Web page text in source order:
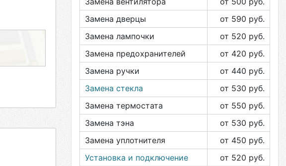
Замена дверцы
от 590 руб.
Замена лампочки
от 520 руб.
Замена предохранителей
от 420 руб.
Замена ручки
от 440 руб.
Замена стекла
от 530 руб.
Замена термостата
от 550 руб.
Замена тэна
от 530 руб.
Замена уплотнителя
от 450 руб.
Установка и подключение
от 520 руб.